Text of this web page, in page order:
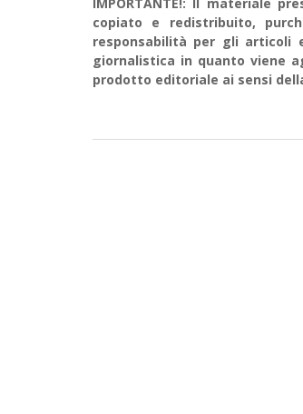
copiato e redistribuito,
responsabilità per gli articoli
giornalistica in quanto viene
prodotto editoriale ai sensi